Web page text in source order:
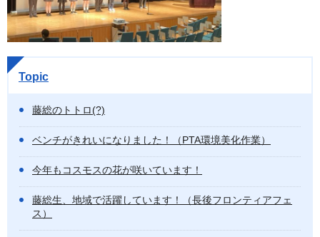
Topic
藤総のトトロ(?)
ベンチがきれいになりました！（PTA環境美化作業）
今年もコスモスの花が咲いています！
藤総生、地域で活躍しています！（長後フロンティアフェ
ス）